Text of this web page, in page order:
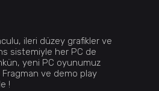
ileri düzey grafikler ve
sistemiyle her PC de
yeni PC oyunumuz
Fragman ve demo play
!